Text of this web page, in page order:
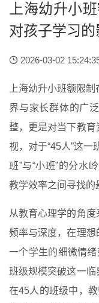
上海幼升小
对孩子学习
2026-03-02
上海幼升小班额限
界与家长群体的广
整，更是对当下教
视，对于“45人”这
班”与“小班”的分水
教学效率之间寻找的
从教育心理学的角
频率与深度，在理
一个学生的细微情绪
班级规模突破这一临
在45人的班级中，